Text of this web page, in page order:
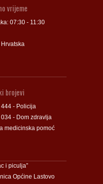
vrijeme
07:30 - 11:30
brojevi
- Policija
- Dom zdravlja
medicinska pomoć
i piculja”
Općine Lastovo